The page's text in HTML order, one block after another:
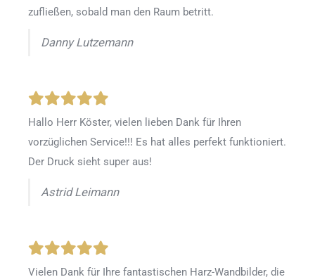
zufließen, sobald man den Raum betritt.
Danny Lutzemann
Hallo Herr Köster, vielen lieben Dank für Ihren
vorzüglichen Service!!! Es hat alles perfekt funktioniert.
Der Druck sieht super aus!
Astrid Leimann
Vielen Dank für Ihre fantastischen Harz-Wandbilder, die